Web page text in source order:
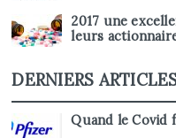
2017 une
leurs
DERNIERS
Quand le Covid